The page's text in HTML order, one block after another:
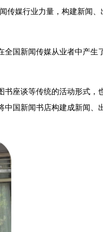
传媒行业力量，构建新闻、
全国新闻传媒从业者中产生
座谈等传统的活动形式，
中国新闻书店构建成新闻、